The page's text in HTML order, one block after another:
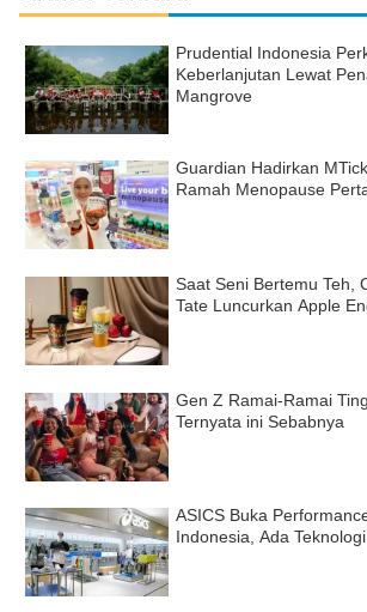
Prudential Indonesia
Keberlanjutan Lewat
Mangrove
Guardian Hadirkan
Ramah Menopause
Saat Seni Bertemu Teh,
Tate Luncurkan Apple
Gen Z Ramai-Ramai
Ternyata ini Sebabnya
ASICS Buka
Indonesia, Ada